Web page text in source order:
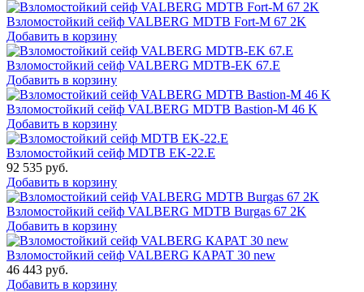
Взломостойкий сейф VALBERG MDTB Fort-M 67 2K
Добавить в корзину
Взломостойкий сейф VALBERG MDTB-EK 67.E
Добавить в корзину
Взломостойкий сейф VALBERG MDTB Bastion-M 46 K
Добавить в корзину
Взломостойкий сейф MDTB EK-22.E
92 535 руб.
Добавить в корзину
Взломостойкий сейф VALBERG MDTB Burgas 67 2K
Добавить в корзину
Взломостойкий сейф VALBERG КАРАТ 30 new
46 443 руб.
Добавить в корзину